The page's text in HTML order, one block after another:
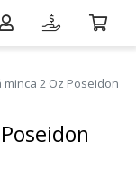
2 Oz Poseidon